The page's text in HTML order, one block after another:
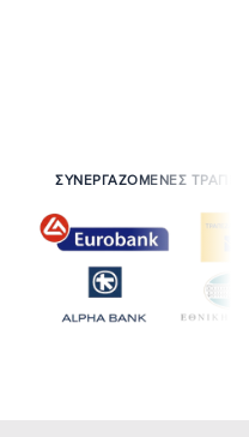
ΣΥΝΕΡΓΑΖΟΜΕΝΕΣ